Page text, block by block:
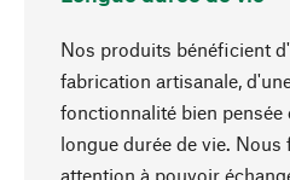
Nos produits bénéficient
fabrication artisanale,
fonctionnalité bien pensée
longue durée de vie. Nous
attention à pouvoir